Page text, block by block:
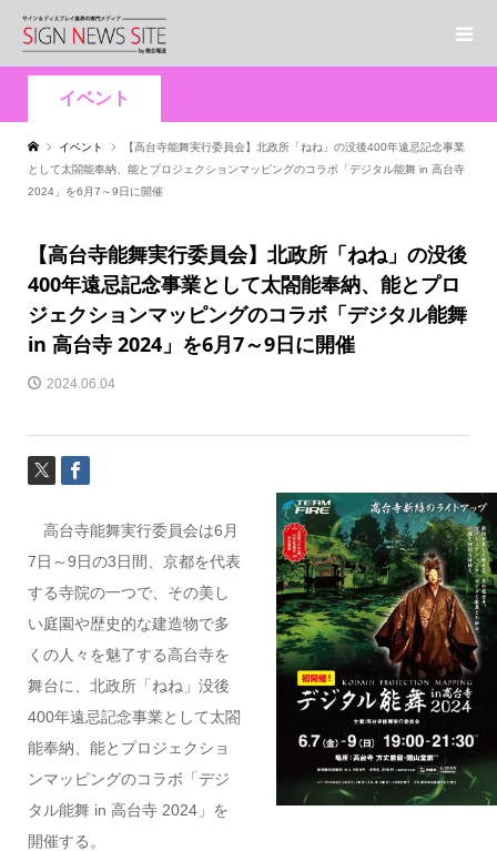
イベント
イベント
【高台寺能舞実行委員会】北政所「ねね」の没後400年遠忌記念事業
として太閤能奉納、能とプロジェクションマッピングのコラボ「デジタル能舞 in 高台寺
2024」を6月7～9日に開催
【高台寺能舞実行委員会】北政所「ねね」の没後
400年遠忌記念事業として太閤能奉納、能とプロ
ジェクションマッピングのコラボ「デジタル能舞
in 高台寺 2024」を6月7～9日に開催
2024.06.04
高台寺能舞実行委員会は6月
7日～9日の3日間、京都を代表
する寺院の一つで、その美し
い庭園や歴史的な建造物で多
くの人々を魅了する高台寺を
舞台に、北政所「ねね」没後
400年遠忌記念事業として太閤
能奉納、能とプロジェクショ
ンマッピングのコラボ「デジ
タル能舞 in 高台寺 2024」を
開催する。